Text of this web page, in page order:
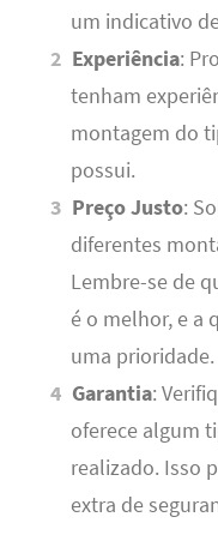
um indicativo
Experiência:
tenham
montagem do
possui.
Preço Justo:
diferentes
Lembre-se de
é o melhor, e a
uma prioridade.
Garantia:
oferece algum
realizado. Isso
extra de